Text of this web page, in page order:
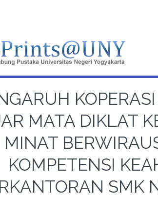
MATA DIKLAT
MINAT
KOMPETENSI
SMK